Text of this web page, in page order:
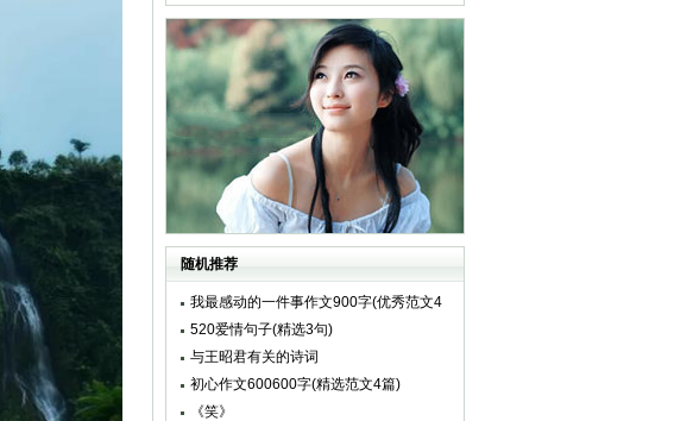
随机推荐
我最感动的一件事作文900字(优秀范文4
篇)
520爱情句子(精选3句)
与王昭君有关的诗词
初心作文600600字(精选范文4篇)
《笑》